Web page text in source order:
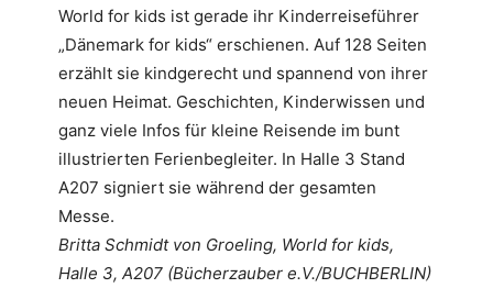
World for kids ist gerade ihr Kinderreiseführer
„Dänemark for kids“ erschienen. Auf 128 Seiten
erzählt sie kindgerecht und spannend von ihrer
neuen Heimat. Geschichten, Kinderwissen und
ganz viele Infos für kleine Reisende im bunt
illustrierten Ferienbegleiter. In Halle 3 Stand
A207 signiert sie während der gesamten
Messe.
Britta Schmidt von Groeling, World for kids,
Halle 3, A207 (Bücherzauber e.V./BUCHBERLIN)